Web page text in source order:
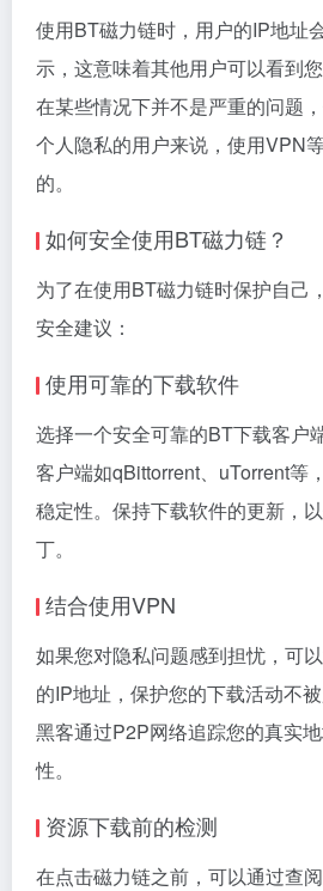
使用BT磁力链时，用户的IP地址
示，这意味着其他用户可以看到
在某些情况下并不是严重的问题
个人隐私的用户来说，使用VPN
的。
如何安全使用BT磁力链？
为了在使用BT磁力链时保护自己
安全建议：
使用可靠的下载软件
选择一个安全可靠的BT下载客户
客户端如qBittorrent、uTorrent等
稳定性。保持下载软件的更新，
丁。
结合使用VPN
如果您对隐私问题感到担忧，可
的IP地址，保护您的下载活动不
黑客通过P2P网络追踪您的真实
性。
资源下载前的检测
在点击磁力链之前，可以通过查